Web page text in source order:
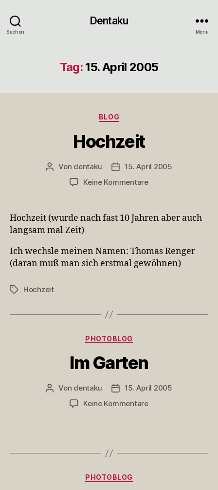
Suchen
Dentaku
Menü
Tag: 15. April 2005
Kategorien
BLOG
Hochzeit
Beitragsautor
Von dentaku Veröffentlichungsdatum
15. April 2005
Keine Kommentarezu
Hochzeit (wurde nach fast 10 Jahren aber auch
langsam mal Zeit)
Ich wechsle meinen Namen: Thomas Renger
(daran muß man sich erstmal gewöhnen)
Schlagwörter
Hochzeit
Kategorien
PHOTOBLOG
Im Garten
Beitragsautor
Von dentaku Veröffentlichungsdatum
15. April 2005
Keine Kommentarezu
Kategorien
PHOTOBLOG